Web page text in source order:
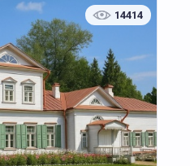
14414